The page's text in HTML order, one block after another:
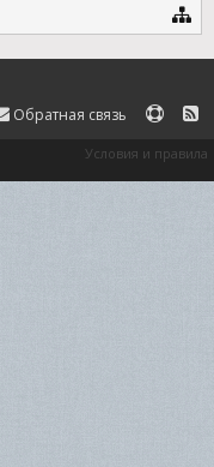
Обратная связь
Условия и правила